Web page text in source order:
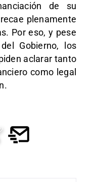
de su
plenamente
Por eso, y pese
Gobierno, los
aclarar tanto
como legal